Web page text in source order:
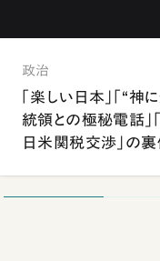
政治
「楽しい日本」「“神
統領との極秘電話」
日米関税交渉」の